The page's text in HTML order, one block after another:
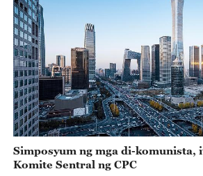
Simposyum ng mga di-komunista,
Komite Sentral ng CPC